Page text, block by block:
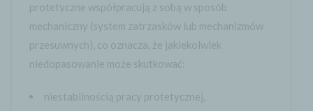
protetyczne współpracują z sobą w sposób
mechaniczny (system zatrzasków lub mechanizmów
przesuwnych), co oznacza, że jakiekolwiek
niedopasowanie może skutkować:
niestabilnością pracy protetycznej,